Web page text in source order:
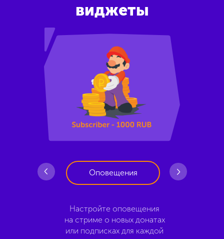
виджеты
Оповещения
Настройте оповещения
на стриме о новых донатах
или подписках для каждой